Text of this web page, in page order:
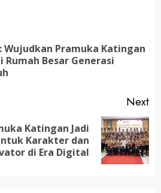
Wujudkan Pramuka Katingan
Rumah Besar Generasi
Next
Katingan Jadi
Karakter dan
di Era Digital